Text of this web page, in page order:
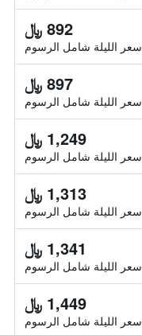
892 ﷼
سعر الليلة شامل الرسوم
897 ﷼
سعر الليلة شامل الرسوم
1,249 ﷼
سعر الليلة شامل الرسوم
1,313 ﷼
سعر الليلة شامل الرسوم
1,341 ﷼
سعر الليلة شامل الرسوم
1,449 ﷼
سعر الليلة شامل الرسوم